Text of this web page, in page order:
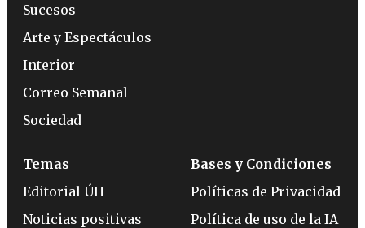
Sucesos
Arte y Espectáculos
Interior
Correo Semanal
Sociedad
Temas
Editorial ÚH
Noticias positivas
Bases y Condiciones
Políticas de Privacidad
Política de uso de la IA